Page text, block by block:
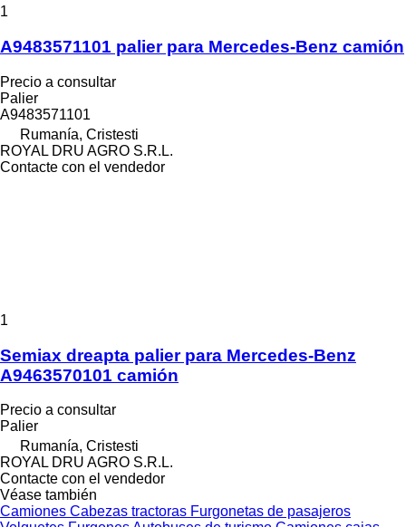
1
A9483571101 palier para Mercedes-Benz camión
Precio a consultar
Palier
A9483571101
Rumanía, Cristesti
ROYAL DRU AGRO S.R.L.
Contacte con el vendedor
1
Semiax dreapta palier para Mercedes-Benz
A9463570101 camión
Precio a consultar
Palier
Rumanía, Cristesti
ROYAL DRU AGRO S.R.L.
Contacte con el vendedor
Véase también
Camiones Cabezas tractoras Furgonetas de pasajeros